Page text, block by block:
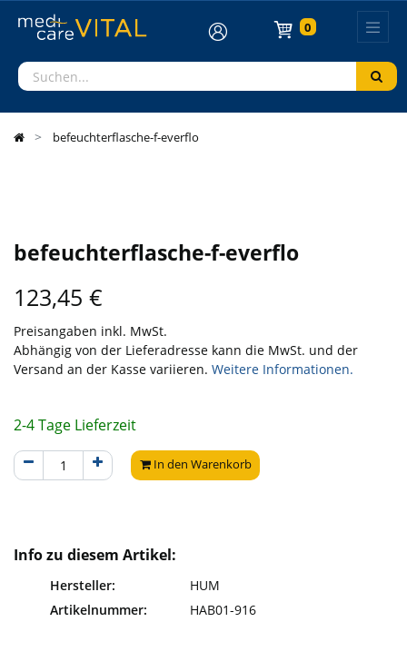
0
befeuchterflasche-f-everflo
befeuchterflasche-f-everflo
123,45 €
Preisangaben inkl. MwSt.
Abhängig von der Lieferadresse kann die MwSt. und der
Versand an der Kasse variieren. Weitere Informationen.
2-4 Tage Lieferzeit
In den Warenkorb
Info zu diesem Artikel:
Hersteller:
HUM
Artikelnummer:
HAB01-916